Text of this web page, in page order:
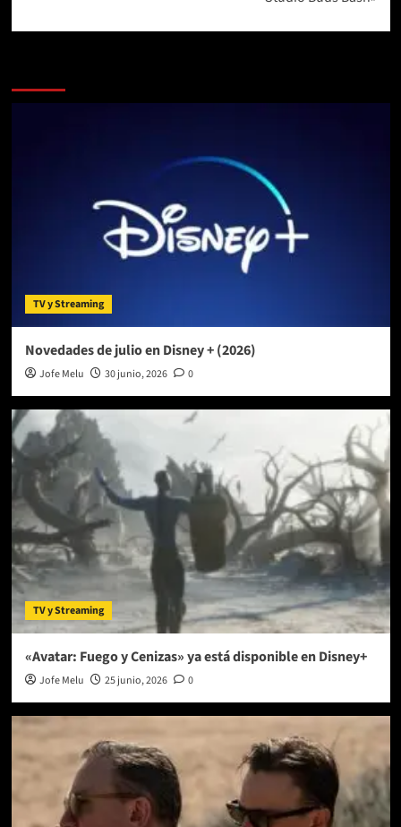
TV y Streaming
Novedades de julio en Disney + (2026)
Jofe Melu 30 junio, 2026 0
TV y Streaming
«Avatar: Fuego y Cenizas» ya está disponible en Disney+
Jofe Melu 25 junio, 2026 0